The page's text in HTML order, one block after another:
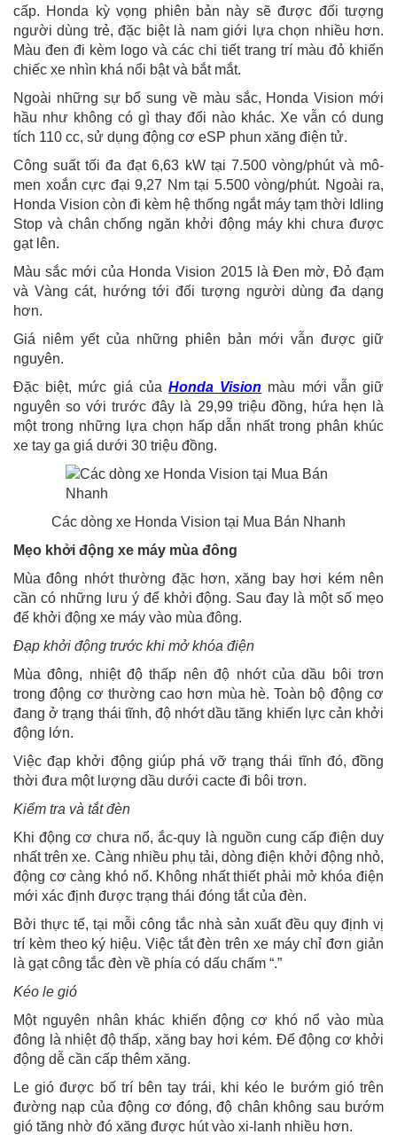
cấp. Honda kỳ vọng phiên bản này sẽ được đối tượng
người dùng trẻ, đặc biệt là nam giới lựa chọn nhiều hơn.
Màu đen đi kèm logo và các chi tiết trang trí màu đỏ khiến
chiếc xe nhìn khá nổi bật và bắt mắt.
Ngoài những sự bổ sung về màu sắc, Honda Vision mới
hầu như không có gì thay đổi nào khác. Xe vẫn có dung
tích 110 cc, sử dụng động cơ eSP phun xăng điện tử.
Công suất tối đa đạt 6,63 kW tại 7.500 vòng/phút và mô-
men xoắn cực đại 9,27 Nm tại 5.500 vòng/phút. Ngoài ra,
Honda Vision còn đi kèm hệ thống ngắt máy tạm thời Idling
Stop và chân chống ngăn khởi động máy khi chưa được
gạt lên.
Màu sắc mới của Honda Vision 2015 là Đen mờ, Đỏ đạm
và Vàng cát, hướng tới đối tượng người dùng đa dạng
hơn.
Giá niêm yết của những phiên bản mới vẫn được giữ
nguyên.
Đặc biệt, mức giá của Honda Vision màu mới vẫn giữ
nguyên so với trước đây là 29,99 triệu đồng, hứa hẹn là
một trong những lựa chọn hấp dẫn nhất trong phân khúc
xe tay ga giá dưới 30 triệu đồng.
Các dòng xe Honda Vision tại Mua Bán Nhanh
Mẹo khởi động xe máy mùa đông
Mùa đông nhớt thường đặc hơn, xăng bay hơi kém nên
cần có những lưu ý để khởi động. Sau đay là một số mẹo
để khởi động xe máy vào mùa đông.
Đạp khởi động trước khi mở khóa điện
Mùa đông, nhiệt độ thấp nên độ nhớt của dầu bôi trơn
trong động cơ thường cao hơn mùa hè. Toàn bộ động cơ
đang ở trạng thái tĩnh, độ nhớt dầu tăng khiến lực cản khởi
động lớn.
Việc đạp khởi động giúp phá vỡ trạng thái tĩnh đó, đồng
thời đưa một lượng dầu dưới cacte đi bôi trơn.
Kiểm tra và tắt đèn
Khi động cơ chưa nổ, ắc-quy là nguồn cung cấp điện duy
nhất trên xe. Càng nhiều phụ tải, dòng điện khởi động nhỏ,
động cơ càng khó nổ. Không nhất thiết phải mở khóa điện
mới xác định được trạng thái đóng tắt của đèn.
Bởi thực tế, tại mỗi công tắc nhà sản xuất đều quy định vị
trí kèm theo ký hiệu. Việc tắt đèn trên xe máy chỉ đơn giản
là gạt công tắc đèn về phía có dấu chấm “.”
Kéo le gió
Một nguyên nhân khác khiến động cơ khó nổ vào mùa
đông là nhiệt độ thấp, xăng bay hơi kém. Để động cơ khởi
động dễ cần cấp thêm xăng.
Le gió được bố trí bên tay trái, khi kéo le bướm gió trên
đường nạp của động cơ đóng, độ chân không sau bướm
gió tăng nhờ đó xăng được hút vào xi-lanh nhiều hơn.